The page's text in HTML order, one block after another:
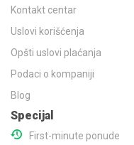
Kontakt centar
Uslovi korišćenja
Opšti uslovi plaćanja
Podaci o kompaniji
Blog
Specijal
First-minute ponude